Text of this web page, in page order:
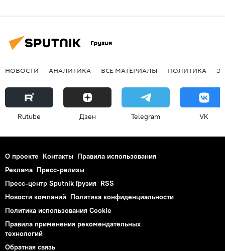
Грузия
НОВОСТИ АНАЛИТИКА ВСЕ МАТЕРИАЛЫ ПОЛИТИКА
Rutube Дзен Telegram VK
О проекте Контакты Правила использования
Реклама Пресс-релизы
Пресс-центр Sputnik Грузия RSS
Новости компаний Политика конфиденциальности
Политика использования Cookie
Правила применения рекомендательных
технологий
Обратная связь